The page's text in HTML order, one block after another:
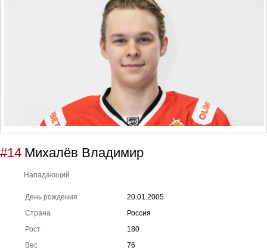
#14 Михалёв Владимир
Нападающий
День рождения
Страна
Рост
Вес
20.01.2005
Россия
180
76